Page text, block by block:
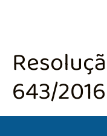
643/2016